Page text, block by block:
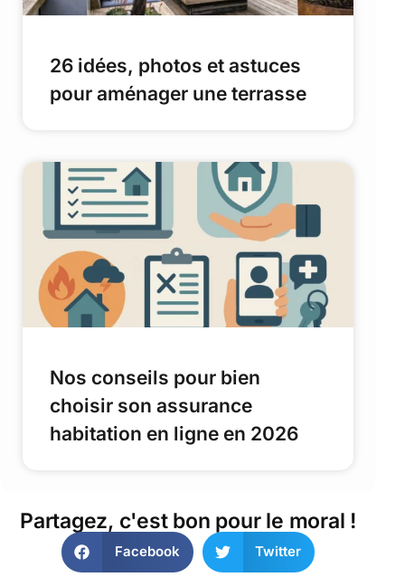
26 idées, photos et astuces
pour aménager une terrasse
Nos conseils pour bien
choisir son assurance
habitation en ligne en 2026
Partagez, c'est bon pour le moral !
Facebook Twitter